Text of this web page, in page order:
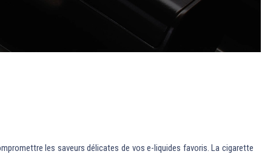
les saveurs délicates de vos e-liquides favoris. La cigarette